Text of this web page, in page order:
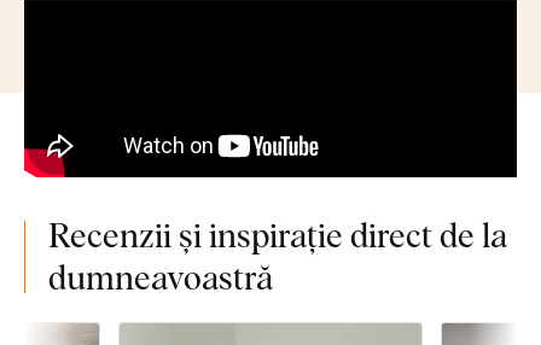
Recenzii și inspirație direct de la
dumneavoastră